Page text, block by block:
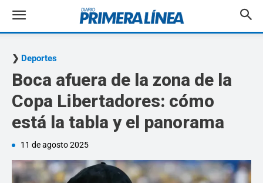
Deportes
Boca afuera de la zona de la
Copa Libertadores: cómo
está la tabla y el panorama
11 de agosto 2025